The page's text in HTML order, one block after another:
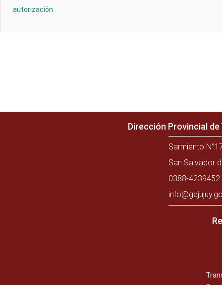
autorización
Dirección Provincial
Sarmiento
San Salvador
0388-